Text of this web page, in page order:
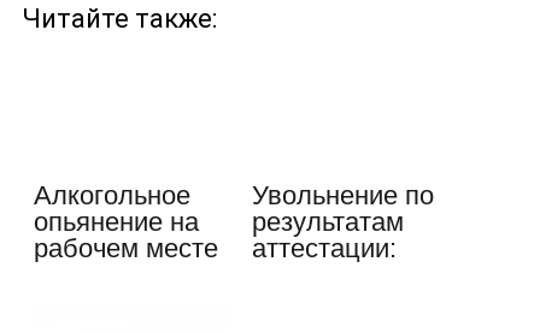
Читайте также:
Алкогольное
опьянение на
рабочем месте
Увольнение по
результатам
аттестации: